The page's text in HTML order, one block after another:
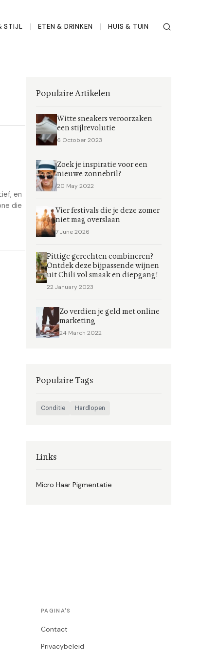
STIJL ETEN & DRINKEN HUIS & TUIN
en
die
Populaire Artikelen
Witte sneakers veroorzaken
een stijlrevolutie
6 October 2023
Zoek je inspiratie voor een
nieuwe zonnebril?
20 May 2022
Vier festivals die je deze zomer
niet mag overslaan
7 June 2026
Pittige gerechten combineren?
Ontdek deze bijpassende wijnen
uit Chili vol smaak en diepgang!
22 January 2023
Zo verdien je geld met online
marketing
24 March 2022
Populaire Tags
Conditie Hardlopen
Links
Micro Haar Pigmentatie
PAGINA'S
Contact
Privacybeleid